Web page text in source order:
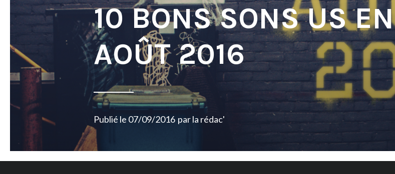
10 BONS SONS US EN
AOÛT 2016
Publié le 07/09/2016 parla rédac'